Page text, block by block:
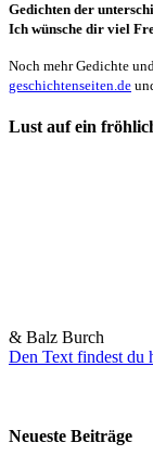
Gedichten der
Ich wünsche dir viel
Noch mehr Gedichte
geschichtenseiten.de
Lust auf ein
& Balz Burch
Den Text findest du
Neueste Beiträge